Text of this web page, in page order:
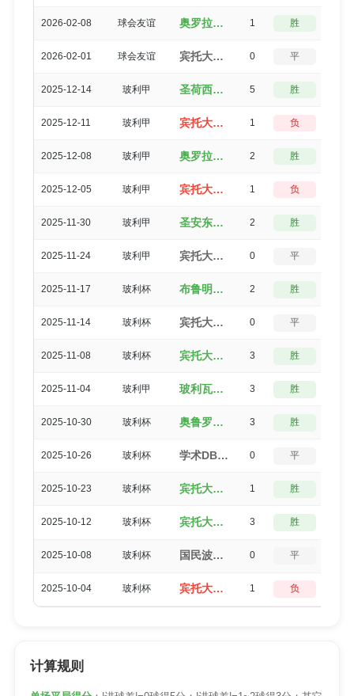
2026-02-08 球会友谊 奥罗拉俱乐部（2-1）宾托大学生 1 胜
2026-02-01 球会友谊 宾托大学生（2-2）奥罗拉俱乐部 0 平
2025-12-14 玻利甲 圣荷西德奥罗（5-0）宾托大学生 5 胜
2025-12-11 玻利甲 宾托大学生（2-3）石油独立 1 负
2025-12-08 玻利甲 奥罗拉俱乐部（2-0）宾托大学生 2 胜
2025-12-05 玻利甲 宾托大学生（0-1）最强者 1 负
2025-11-30 玻利甲 圣安东尼奥布鲁布鲁（2-0）宾托大学生 2 胜
2025-11-24 玻利甲 宾托大学生（2-2）国民波托西 0 平
2025-11-17 玻利杯 布鲁明（3-1）宾托大学生 2 胜
2025-11-14 玻利杯 宾托大学生（0-0）布鲁明 0 平
2025-11-08 玻利杯 宾托大学生（5-2）圣安东尼奥布鲁布鲁 3 胜
2025-11-04 玻利甲 玻利瓦尔（3-0）宾托大学生 3 胜
2025-10-30 玻利杯 奥鲁罗（3-0）宾托大学生 3 胜
2025-10-26 玻利杯 学术DB（0-0）宾托大学生 0 平
2025-10-23 玻利杯 宾托大学生（4-3）国民波托西 1 胜
2025-10-12 玻利杯 宾托大学生（3-0）学术DB 3 胜
2025-10-08 玻利杯 国民波托西（0-0）宾托大学生 0 平
2025-10-04 玻利杯 宾托大学生（1-2）奥鲁罗 1 负
计算规则